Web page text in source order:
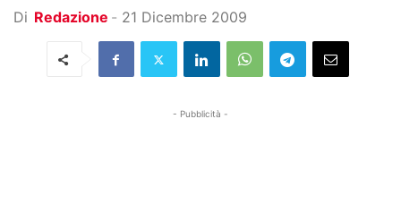
Di Redazione - 21 Dicembre 2009
- Pubblicità -